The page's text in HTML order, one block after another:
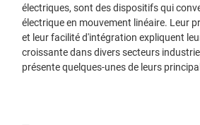
électriques, sont des dispositifs qui
électrique en mouvement linéaire. Leur
et leur facilité d'intégration expliquent
croissante dans divers secteurs
présente quelques-unes de leurs